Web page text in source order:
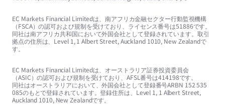
EC Markets Financial Limitedは、南アフリカ金融セクター行動監視機構
（FSCA）の認可および規制を受けており、ライセンス番号は51886です。
同社は南アフリカ共和国において外国会社として登録されています。取引
拠点の住所は、Level 1, 1 Albert Street, Auckland 1010, New Zealandで
す。
EC Markets Financial Limitedは、オーストラリア証券投資委員会
（ASIC）の認可および規制を受けており、AFSL番号は414198です。
同社はオーストラリアにおいて、外国会社として登録番号ARBN 152 535
085のもとで登録されています。登録住所は、Level 1, 1 Albert Street,
Auckland 1010, New Zealandです。